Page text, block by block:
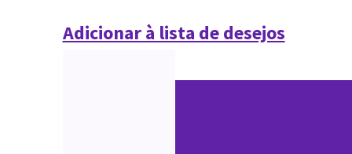
Adicionar à lista de desejos